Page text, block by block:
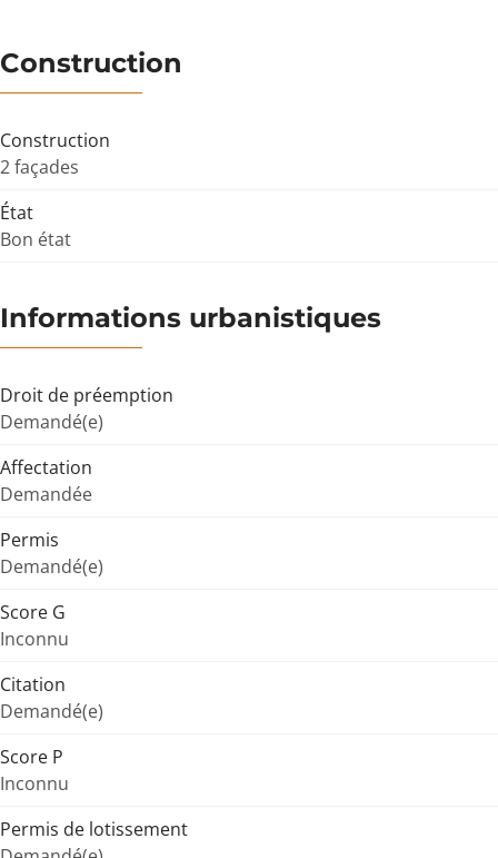
Construction
Construction
2 façades
État
Bon état
Informations urbanistiques
Droit de préemption
Demandé(e)
Affectation
Demandée
Permis
Demandé(e)
Score G
Inconnu
Citation
Demandé(e)
Score P
Inconnu
Permis de lotissement